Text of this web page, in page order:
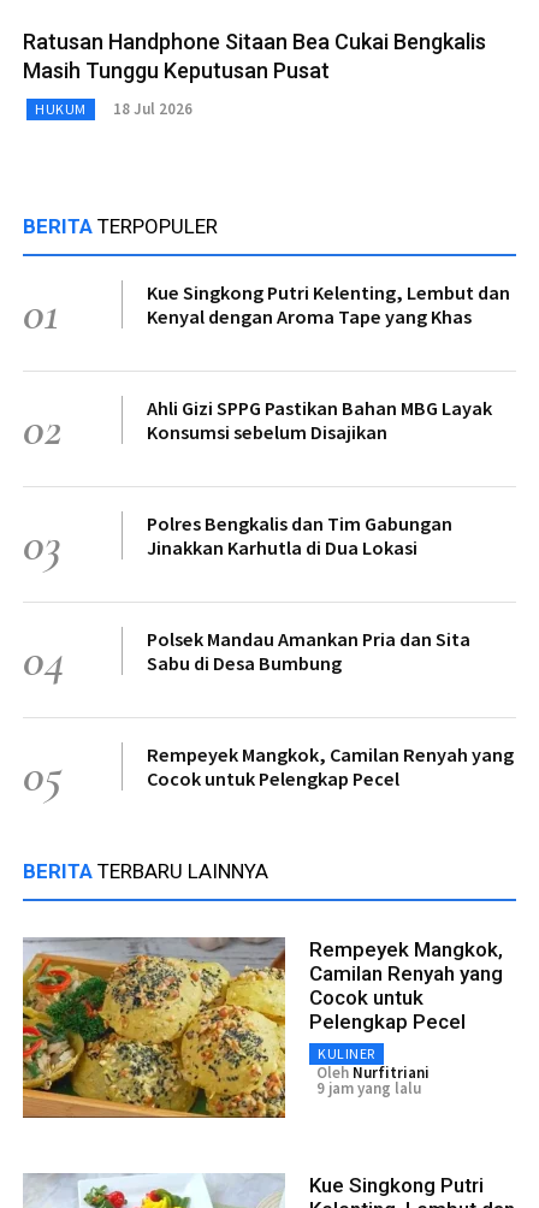
Ratusan Handphone Sitaan Bea Cukai Bengkalis
Masih Tunggu Keputusan Pusat
HUKUM 18 Jul 2026
BERITA TERPOPULER
01
Kue Singkong Putri Kelenting, Lembut dan
Kenyal dengan Aroma Tape yang Khas
02
Ahli Gizi SPPG Pastikan Bahan MBG Layak
Konsumsi sebelum Disajikan
03
Polres Bengkalis dan Tim Gabungan
Jinakkan Karhutla di Dua Lokasi
04
Polsek Mandau Amankan Pria dan Sita
Sabu di Desa Bumbung
05
Rempeyek Mangkok, Camilan Renyah yang
Cocok untuk Pelengkap Pecel
BERITA TERBARU LAINNYA
Rempeyek Mangkok,
Camilan Renyah yang
Cocok untuk
Pelengkap Pecel
KULINER
Oleh Nurfitriani
9 jam yang lalu
Kue Singkong Putri